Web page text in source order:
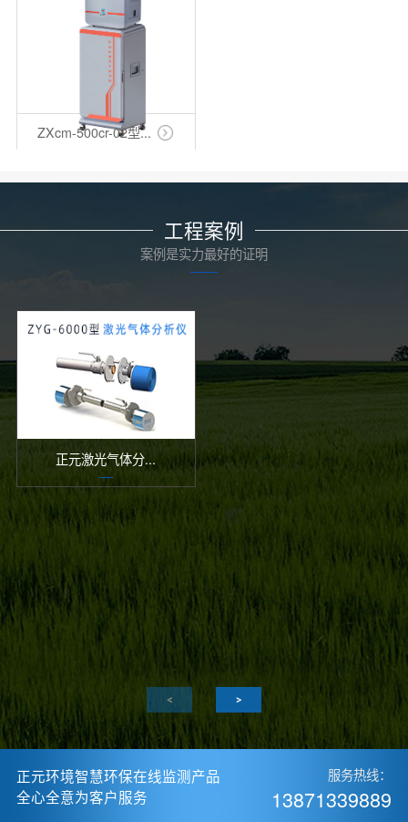
ZXcm-500cr-02型...
工程案例
案例是实力最好的证明
正元激光气体分...
正元环境智慧环保在线监测产品
全心全意为客户服务
服务热线：
13871339889